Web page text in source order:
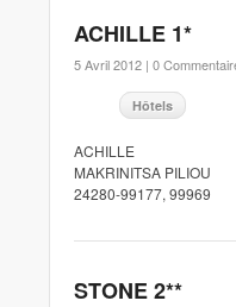
ACHILLE 1*
5 Avril 2012 | 0
Hôtels
ACHILLE
MAKRINITSA PILIOU
24280-99177, 99969
STONE 2**